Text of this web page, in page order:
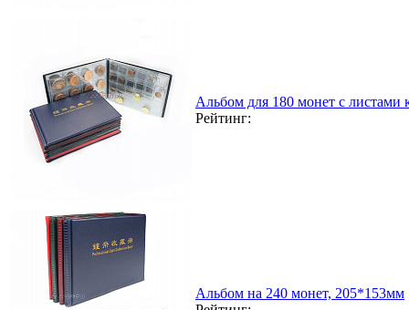
Альбом для 180 монет с
Рейтинг:
Альбом на 240 монет, 205*153мм